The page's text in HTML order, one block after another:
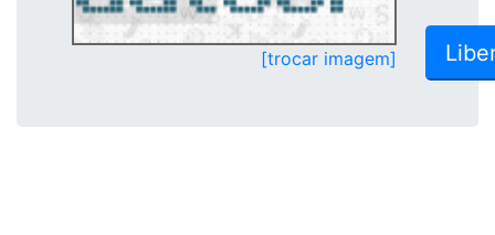
[trocar imagem]